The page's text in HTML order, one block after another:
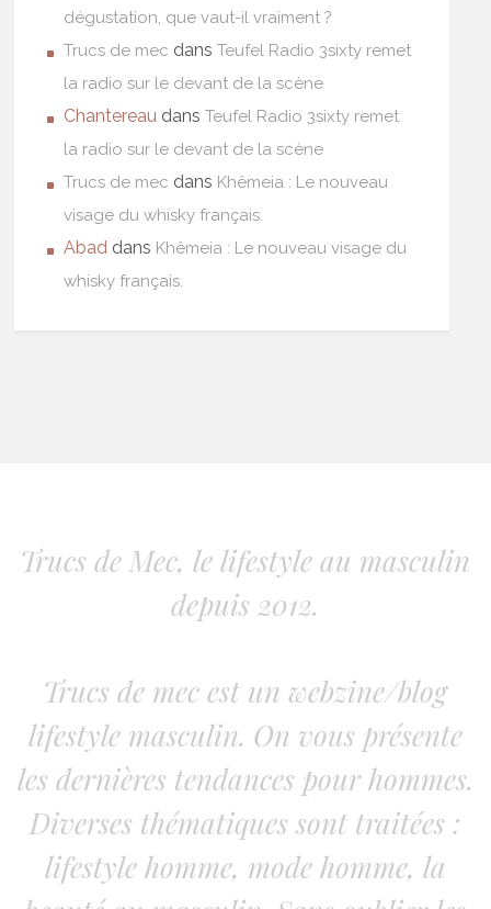
dégustation, que vaut-il vraiment ?
Trucs de mec dansTeufel Radio 3sixty remet
la radio sur le devant de la scène
Chantereau dansTeufel Radio 3sixty remet
la radio sur le devant de la scène
Trucs de mec dans Khêmeia : Le nouveau
visage du whisky français.
Abad dans Khêmeia : Le nouveau visage du
whisky français.
Trucs de Mec, le lifestyle au masculin
depuis 2012.
Trucs de mec est un webzine/blog
lifestyle masculin. On vous présente
les dernières tendances pour hommes.
Diverses thématiques sont traitées :
lifestyle homme, mode homme, la